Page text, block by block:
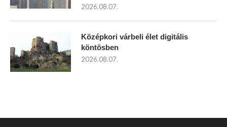
2026.08.07.
Középkori várbeli élet digitális
köntösben
2026.08.07.